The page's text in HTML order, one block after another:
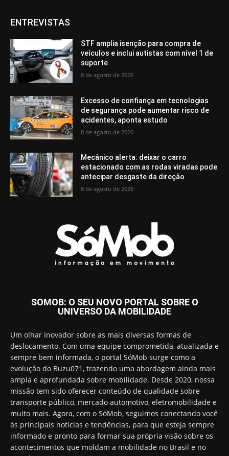
ENTREVISTAS
STF amplia isenção para compra de
veículos e inclui autistas com nível 1 de
suporte
8 de agosto de 2026
Excesso de confiança em tecnologias
de segurança pode aumentar risco de
acidentes, aponta estudo
8 de agosto de 2026
Mecânico alerta: deixar o carro
estacionado com as rodas viradas pode
antecipar desgaste da direção
8 de agosto de 2026
SOMOB: O SEU NOVO PORTAL SOBRE O
UNIVERSO DA MOBILIDADE
Um olhar inovador sobre as mais diversas formas de
deslocamento. Com uma equipe comprometida, atualizada e
sempre bem informada, o portal SóMob surge como a
evolução do Buzu071, trazendo uma abordagem ainda mais
ampla e aprofundada sobre mobilidade. Desde 2020, nossa
missão tem sido oferecer conteúdo de qualidade sobre
transporte público, mercado automotivo, eletromobilidade e
muito mais. Agora, com o SóMob, seguimos conectando você
às principais notícias e tendências, para que esteja sempre
informado e pronto para formar sua própria visão sobre os
acontecimentos que moldam a mobilidade no Brasil e no